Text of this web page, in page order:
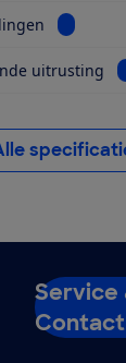
Bekijk
uitrusting
Service
Contact